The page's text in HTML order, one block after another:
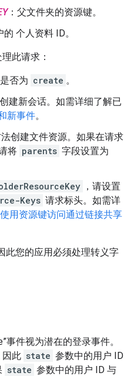
：父文件夹的资源键。
的 个人资料 ID。
此请求：
否为 create 。
建新会话。如需详细了解已
新事件。
创建文件资源。如果在请求
将 parents 字段设置为
，请设置
Keys 请求标头。如需详
使用资源键访问通过链接共享
此您的应用必须处理转义字
事件视为潜在的登录事件。
因此 state 参数中的用户 ID
state 参数中的用户 ID 与